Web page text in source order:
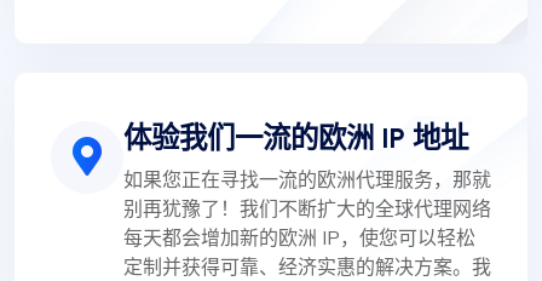
体验我们一流的欧洲 IP 地址
如果您正在寻找一流的欧洲代理服务，那就
别再犹豫了！我们不断扩大的全球代理网络
每天都会增加新的欧洲 IP，使您可以轻松
定制并获得可靠、经济实惠的解决方案。我